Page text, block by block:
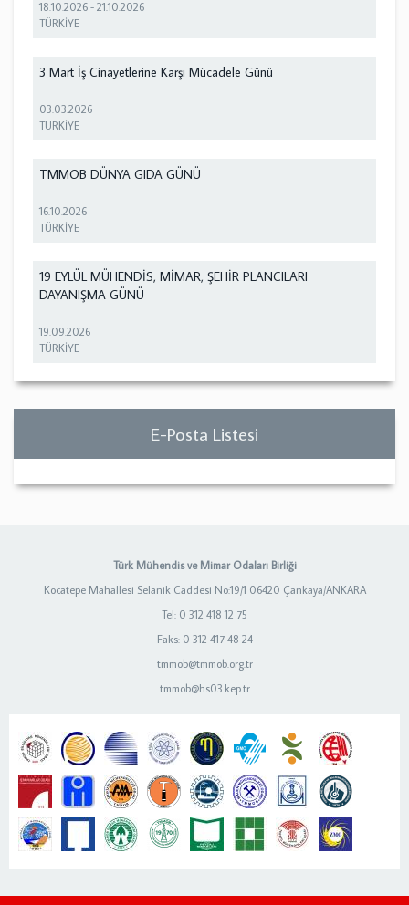
18.10.2026 -21.10.2026
TÜRKİYE
3 Mart İş Cinayetlerine Karşı Mücadele Günü
03.03.2026
TÜRKİYE
TMMOB DÜNYA GIDA GÜNÜ
16.10.2026
TÜRKİYE
19 EYLÜL MÜHENDİS, MİMAR, ŞEHİR PLANCILARI
DAYANIŞMA GÜNÜ
19.09.2026
TÜRKİYE
E-Posta Listesi
Türk Mühendis ve Mimar Odaları Birliği
Kocatepe Mahallesi Selanik Caddesi No:19/1 06420 Çankaya/ANKARA
Tel: 0 312 418 12 75
Faks: 0 312 417 48 24
tmmob@tmmob.org.tr
tmmob@hs03.kep.tr